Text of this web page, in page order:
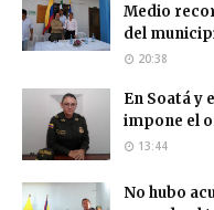
Medio
del
20:38
En Soatá y
impone el
13:44
No hubo